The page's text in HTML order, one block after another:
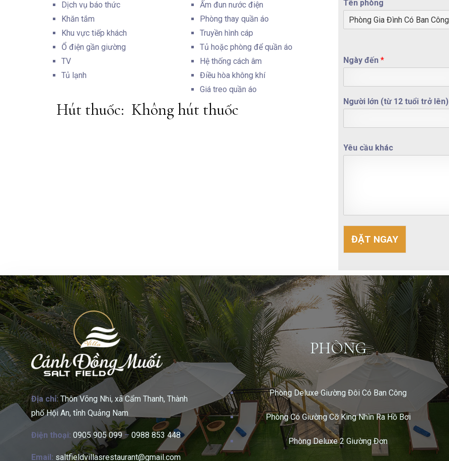
Dịch vụ báo thức
Khăn tắm
Khu vực tiếp khách
Ổ điện gần giường
TV
Tủ lạnh
Ấm đun nước điện
Phòng thay quần áo
Truyền hình cáp
Tủ hoặc phòng để quần áo
Hệ thống cách âm
Điều hòa không khí
Giá treo quần áo
Hút thuốc: ​ Không hút thuốc
Tên phòng
Ngày đến *
Người lớn (từ 12 tuổi trở lên)
Yêu cầu khác
ĐẶT NGAY
Địa chỉ: Thôn Võng Nhi, xã Cẩm Thanh, Thành
phố Hội An, tỉnh Quảng Nam
Điện thoại: 0905 905 099 – 0988 853 448
Email: saltfieldvillasrestaurant@gmail.com
PHÒNG
Phòng Deluxe Giường Đôi Có Ban Công
Phòng Có Giường Cỡ King Nhìn Ra Hồ Bơi
Phòng Deluxe 2 Giường Đơn
BOOK NOW